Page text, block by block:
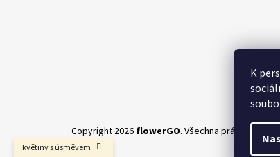
K
květiny s úsměvem
Copyright 2026 flowerGO. Všechna práva